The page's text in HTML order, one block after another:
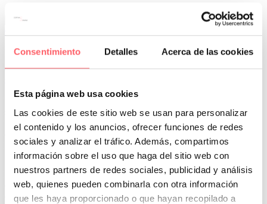
Consentimiento Detalles Acerca de las cookies
Esta página web usa cookies
Las cookies de este sitio web se usan para personalizar
el contenido y los anuncios, ofrecer funciones de redes
sociales y analizar el tráfico. Además, compartimos
información sobre el uso que haga del sitio web con
nuestros partners de redes sociales, publicidad y análisis
web, quienes pueden combinarla con otra información
que les haya proporcionado o que hayan recopilado a
29 May:Cortinas y estores para miradores
Un mirador con un frontal y uno o dos laterales a cada lado puede
ser complicado de diseñar. Hay que tener en cuenta diferentes
factores Puedes ser el tamaño de las manivelas, de los tambores y la
apertura de las ventanas…. Además en algunos casos no tenemos
persianas, teniendo apenas un centímetro desde la ventana al techo.
Sigue leyendo y te explicamos las diferentes opciones disponibles.
La primera opción que te explicamos es la más práctica. Son visillos
o cortinas con una instalación de rieles al techo. A su vez, existen
dos formas de poder diseñarlo.